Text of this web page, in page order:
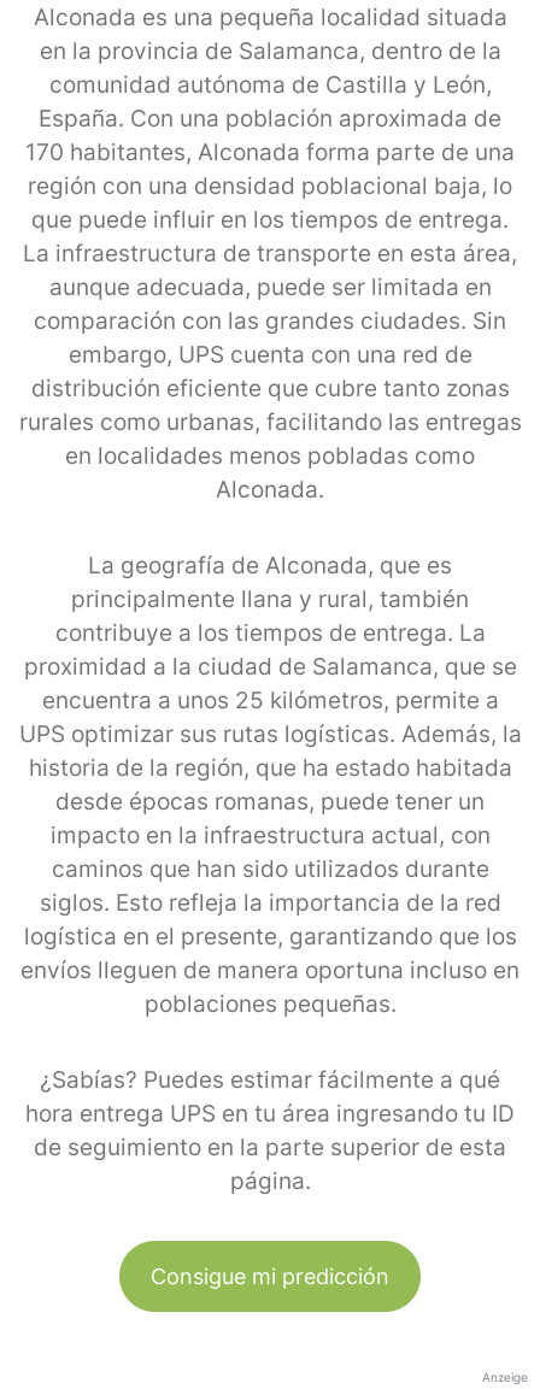
Alconada es una pequeña localidad situada
en la provincia de Salamanca, dentro de la
comunidad autónoma de Castilla y León,
España. Con una población aproximada de
170 habitantes, Alconada forma parte de una
región con una densidad poblacional baja, lo
que puede influir en los tiempos de entrega.
La infraestructura de transporte en esta área,
aunque adecuada, puede ser limitada en
comparación con las grandes ciudades. Sin
embargo, UPS cuenta con una red de
distribución eficiente que cubre tanto zonas
rurales como urbanas, facilitando las entregas
en localidades menos pobladas como
Alconada.
La geografía de Alconada, que es
principalmente llana y rural, también
contribuye a los tiempos de entrega. La
proximidad a la ciudad de Salamanca, que se
encuentra a unos 25 kilómetros, permite a
UPS optimizar sus rutas logísticas. Además, la
historia de la región, que ha estado habitada
desde épocas romanas, puede tener un
impacto en la infraestructura actual, con
caminos que han sido utilizados durante
siglos. Esto refleja la importancia de la red
logística en el presente, garantizando que los
envíos lleguen de manera oportuna incluso en
poblaciones pequeñas.
¿Sabías? Puedes estimar fácilmente a qué
hora entrega UPS en tu área ingresando tu ID
de seguimiento en la parte superior de esta
página.
Consigue mi predicción
Anzeige